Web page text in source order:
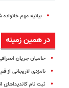
بیانیه مهم
در همین زمینه
حامیان جریان
نامزدی لاریجانی از
ثبت نام کاندیداهای